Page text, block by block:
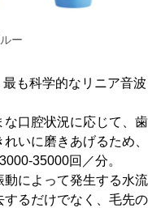
ー
も科学的なリニア音波
な口腔状況に応じて、歯
いに磨きあげるため、
35000回／分。
によって発生する水流
るだけでなく、毛先の